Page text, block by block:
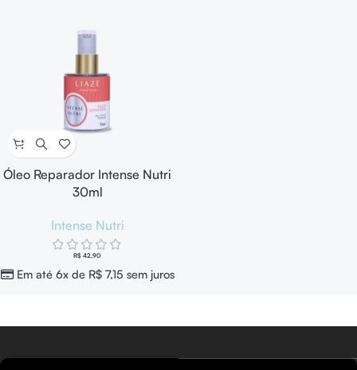
Óleo Reparador Intense Nutri
30ml
Intense Nutri
R$ 42,90
Em até 6x de R$7,15 sem juros